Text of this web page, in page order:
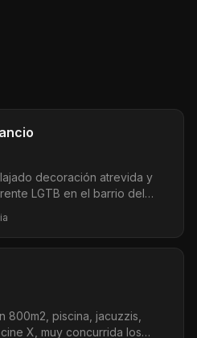
decoración atrevida y
LGTB en el barrio del
ideal para picotear y tomar
800m2, piscina, jacuzzis,
X, muy concurrida los